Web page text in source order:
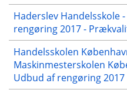
Haderslev Handelsskole
rengøring 2017 -
Handelsskolen
Maskinmesterskolen
Udbud af rengøring 2017